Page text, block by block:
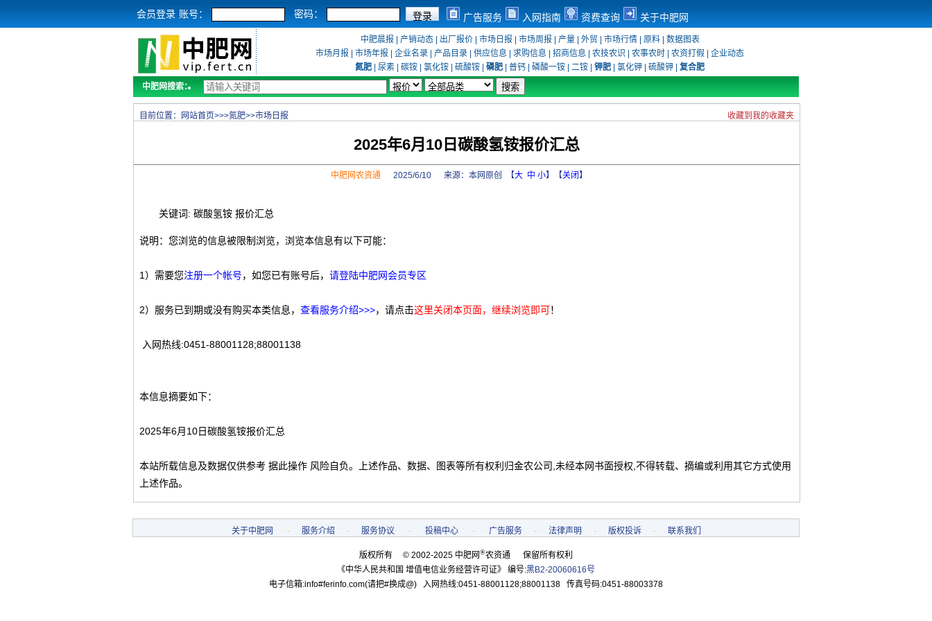
会员登录 账号： 密码： 广告服务 入网指南 资费查询 关于中肥网
中肥晨报 产销动态| 出厂报价| 市场日报 市场周报 产量| 外贸 市场行情| 原料| 数据图表
市场月报
市场年报 企业名录 产品目录 供应信息 求购信息 招商信息 农技农识 农事农时 农资打假
企业动态
氮肥
尿素 碳铵 氯化铵 硫酸铵 磷肥 普钙 磷酸一铵 二铵 钾肥 氯化钾 硫酸钾
复合肥
中肥网搜索：
目前位置： 网站首页>>>氮肥>>市场日报 收藏到我的收藏夹
2025年6月10日碳酸氢铵报价汇总
中肥网农资通 2025/6/10 来源： 本网原创 【大 中 小】【关闭】
关键词: 碳酸氢铵 报价汇总
说明：您浏览的信息被限制浏览，浏览本信息有以下可能：
1）需要您注册一个帐号，如您已有账号后， 请登陆中肥网会员专区
2）服务已到期或没有购买本类信息， 查看服务介绍>>>，请点击这里关闭本页面，继续浏览即可！
入网热线:0451-88001128;88001138
本信息摘要如下：
2025年6月10日碳酸氢铵报价汇总
本站所载信息及数据仅供参考 据此操作 风险自负。上述作品、数据、图表等所有权利归金农公司,未经本网书面授权,不得转载、摘编或利用其它方式使用
上述作品。
关于中肥网 - 服务介绍 - 服务协议 - 投稿中心 - 广告服务 - 法律声明 - 版权投诉 - 联系我们
版权所有 © 2002-2025 中肥网®农资通 保留所有权利
《中华人民共和国 增值电信业务经营许可证》 编号:黑B2-20060616号
电子信箱:info#ferinfo.com(请把#换成@) 入网热线:0451-88001128;88001138 传真号码:0451-88003378